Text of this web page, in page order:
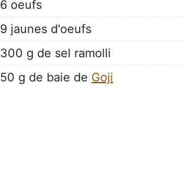
6 oeufs
9 jaunes d'oeufs
300 g de sel ramolli
50 g de baie de Goji